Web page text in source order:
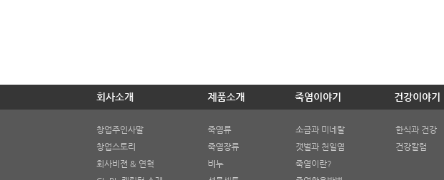
회사소개 제품소개 죽염이야기 건강이야기
창업주인사말
창업스토리
회사비젼 & 연혁
죽염류
죽염장류
비누
소금과 미네랄
갯벌과 천일염
죽염이란?
한식과 건강
건강칼럼